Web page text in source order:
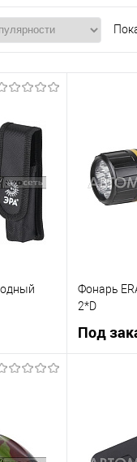
Фонарь
2*D
Под
В список